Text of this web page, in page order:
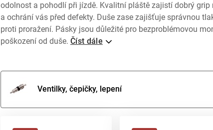
odolnost a pohodlí při jízdě. Kvalitní pláště zajistí dobrý grip
a ochrání vás před defekty. Duše zase zajišťuje správnou
proti proražení. Pásky jsou důležité pro bezproblémovou
poškození od duše. Číst dále
Ventilky, čepičky, lepení